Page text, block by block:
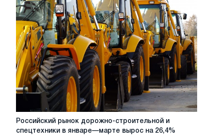
Российский
Российский рынок дорожно-строительной и
спецтехники в январе—марте вырос на 26,4%